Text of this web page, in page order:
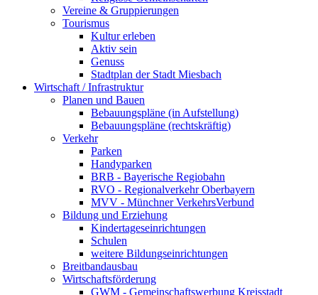
Vereine & Gruppierungen
Tourismus
Kultur erleben
Aktiv sein
Genuss
Stadtplan der Stadt Miesbach
Wirtschaft / Infrastruktur
Planen und Bauen
Bebauungspläne (in Aufstellung)
Bebauungspläne (rechtskräftig)
Verkehr
Parken
Handyparken
BRB - Bayerische Regiobahn
RVO - Regionalverkehr Oberbayern
MVV - Münchner VerkehrsVerbund
Bildung und Erziehung
Kindertageseinrichtungen
Schulen
weitere Bildungseinrichtungen
Breitbandausbau
Wirtschaftsförderung
GWM - Gemeinschaftswerbung Kreisstadt